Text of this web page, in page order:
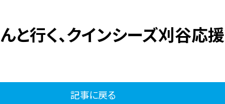
と行く、クインシーズ刈谷応
記事に戻る